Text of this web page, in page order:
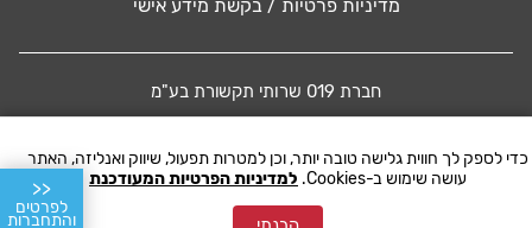
מדיניות פרטיות / בקשת מידע אישי
חברת 019 שרותי תקשורת בע"מ
© 2016 019 MOBILE. All rights reserved
<<
לפרטים
והתחברות
כדי לספק לך חווית גלישה טובה יותר, וכן למטרות תפעול, שיווק ואנליזה, האתר
עושה שימוש ב-Cookies.
למדיניות הפרטיות המעודכנת